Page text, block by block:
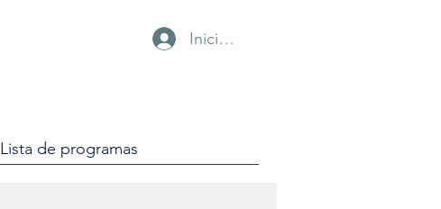
Iniciar sesión
Lista de programas